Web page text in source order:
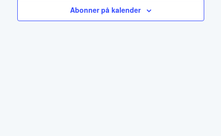
Abonner på kalender